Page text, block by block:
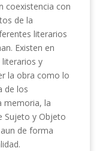
coexistencia con
de la
literarios
Existen en
y
la obra como lo
de los
memoria, la
Sujeto y Objeto
de forma